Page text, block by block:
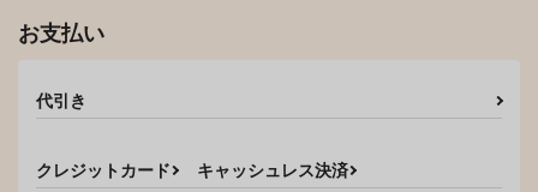
お支払い
代引き
クレジットカード キャッシュレス決済